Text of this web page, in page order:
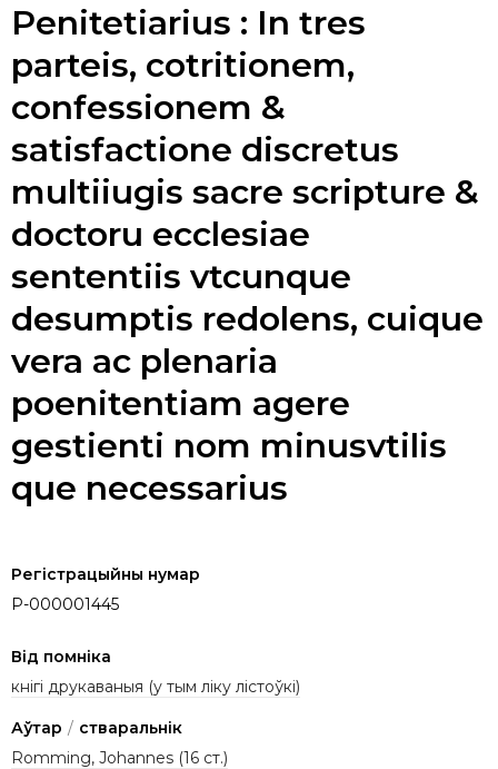
Penitetiarius : In tres
parteis, cotritionem,
confessionem &
satisfactione discretus
multiiugis sacre scripture &
doctoru ecclesiae
sententiis vtcunque
desumptis redolens, cuique
vera ac plenaria
poenitentiam agere
gestienti nom minusvtilis
que necessarius
Регістрацыйны нумар
P-000001445
Від помніка
кнігі друкаваныя (у тым ліку лістоўкі)
Аўтар / стваральнік
Romming, Johannes (16 ст.)